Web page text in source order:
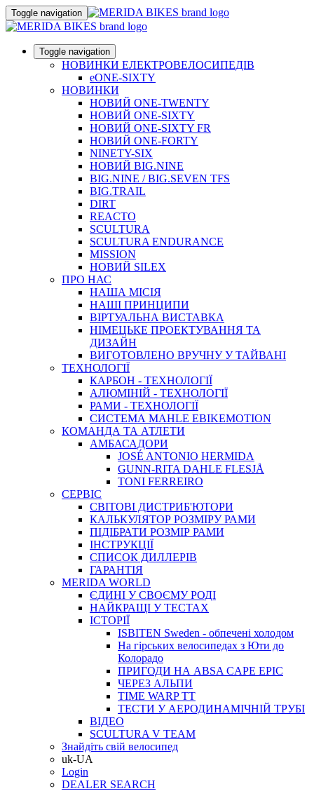
Toggle navigation
Toggle navigation
НОВИНКИ ЕЛЕКТРОВЕЛОСИПЕДІВ
eONE-SIXTY
НОВИНКИ
НОВИЙ ONE-TWENTY
НОВИЙ ONE-SIXTY
НОВИЙ ONE-SIXTY FR
НОВИЙ ONE-FORTY
NINETY-SIX
НОВИЙ BIG.NINE
BIG.NINE / BIG.SEVEN TFS
BIG.TRAIL
DIRT
REACTO
SCULTURA
SCULTURA ENDURANCE
MISSION
НОВИЙ SILEX
ПРО НАС
НАША МICIЯ
НАШI ПРИНЦИПИ
ВIРТУАЛЬНА ВИСТАВКА
НІМЕЦЬКЕ ПРОЕКТУВАННЯ ТА
ДИЗАЙН
ВИГОТОВЛЕНО ВРУЧНУ У ТАЙВАНІ
ТЕХНОЛОГІЇ
КАРБОН - ТЕХНОЛОГІЇ
АЛЮМІНІЙ - ТЕХНОЛОГІЇ
РАМИ - ТЕХНОЛОГІЇ
СИСТЕМА MAHLE EBIKEMOTION
КОМАНДА ТА АТЛЕТИ
АМБАСАДОРИ
JOSÉ ANTONIO HERMIDA
GUNN-RITA DAHLE FLESJÅ
TONI FERREIRO
СЕРВІС
СВІТОВІ ДИСТРИБ'ЮТОРИ
КАЛЬКУЛЯТОР РОЗМIРУ РАМИ
ПІДІБРАТИ РОЗМІР РАМИ
IНСТРУКЦIЇ
СПИСОК ДИЛЛЕРІВ
ГАРАНТIЯ
MERIDA WORLD
ЄДИНI У СВОЄМУ РОДI
НАЙКРАЩІ У ТЕСТАХ
ІСТОРІЇ
ISBITEN Sweden - обпечені холодом
На гірських велосипедах з Юти до
Колорадо
ПРИГОДИ НА ABSA CAPE EPIC
ЧЕРЕЗ АЛЬПИ
TIME WARP TT
ТЕСТИ У АЕРОДИНАМІЧНІЙ ТРУБІ
ВІДЕО
SCULTURA V TEAM
Знайдіть свій велосипед
uk-UA
Login
DEALER SEARCH